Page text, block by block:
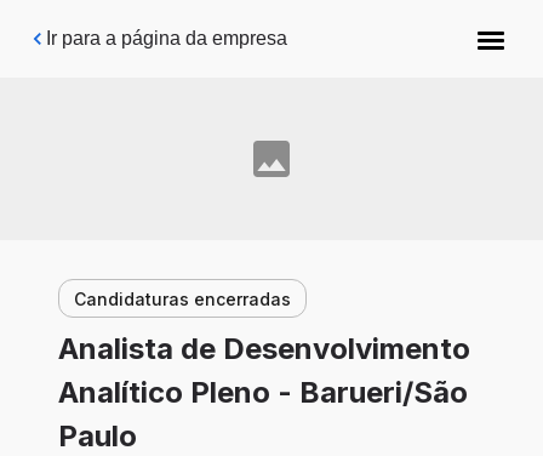
Pular para o conteúdo principal
Ir para a página da empresa
Candidaturas encerradas
Analista de Desenvolvimento
Analítico Pleno - Barueri/São
Paulo